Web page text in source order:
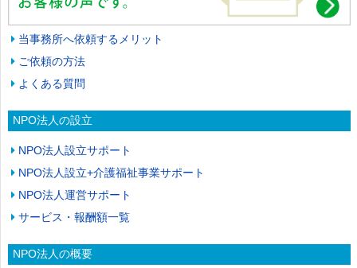
当事務所へ依頼するメリット
ご依頼の方法
よくある質問
NPO法人の設立
NPO法人設立サポート
NPO法人設立+介護福祉事業サポート
NPO法人運営サポート
サービス・報酬額一覧
NPO法人の概要